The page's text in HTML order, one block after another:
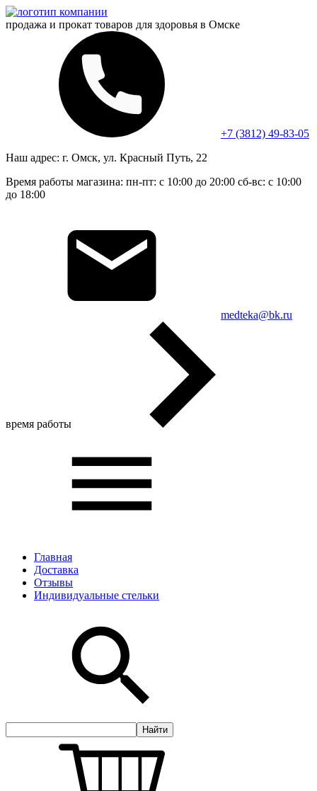
продажа и прокат товаров для здоровья в Омске
+7 (3812) 49-83-05
Наш адрес: г. Омск, ул. Красный Путь, 22
Время работы магазина: пн-пт: с 10:00 до 20:00 сб-вс: с 10:00
до 18:00
medteka@bk.ru
время работы
Главная
Доставка
Отзывы
Индивидуальные стельки